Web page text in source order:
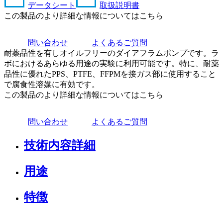
データシート
取扱説明書
この製品のより詳細な情報についてはこちら
問い合わせ
よくあるご質問
耐薬品性を有しオイルフリーのダイアフラムポンプです。ラ
ボにおけるあらゆる用途の実験に利用可能です。特に、耐薬
品性に優れたPPS、PTFE、FFPMを接ガス部に使用すること
で腐食性溶媒に有効です。
この製品のより詳細な情報についてはこちら
問い合わせ よくあるご質問
技術内容詳細
用途
特徴